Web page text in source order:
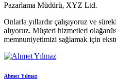
Pazarlama Müdürü, XYZ Ltd.
Onlarla yıllardır çalışıyoruz ve
alıyoruz. Müşteri hizmetleri
memnuniyetimizi sağlamak için
Ahmet Yılmaz